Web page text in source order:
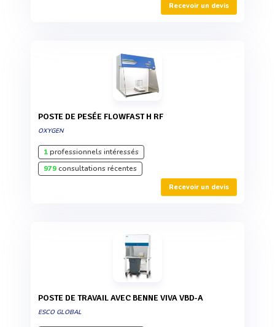
Recevoir un devis
POSTE DE PESÉE FLOWFAST H RF
OXYGEN
1professionnels intéressés
979consultations récentes
Recevoir un devis
POSTE DE TRAVAIL AVEC BENNE VIVA VBD-A
ESCO GLOBAL